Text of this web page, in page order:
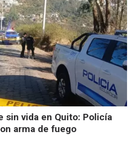
sin vida en Quito: Policía
arma de fuego